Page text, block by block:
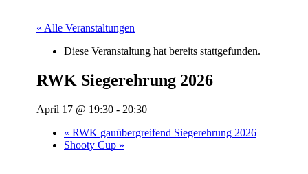
« Alle Veranstaltungen
Diese Veranstaltung hat bereits stattgefunden.
RWK Siegerehrung 2026
April 17 @ 19:30 - 20:30
« RWK gauübergreifend Siegerehrung 2026
Shooty Cup »